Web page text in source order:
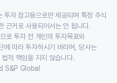
투자 참고용으로만 제공되며 특정 주식
근거로 사용되어서는 안 됩니다.
로 투자 전 개인의 투자목표와
에 따라 투자하시기 바라며, 당사는
적 책임을 지지 않습니다.
S&P Global